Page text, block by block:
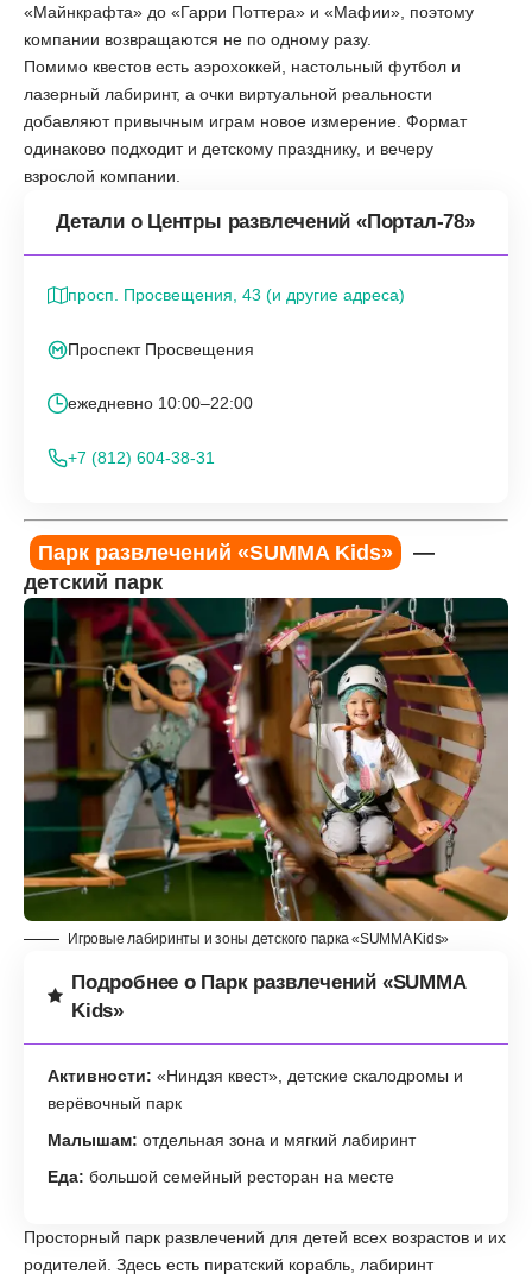
«Майнкрафта» до «Гарри Поттера» и «Мафии», поэтому
компании возвращаются не по одному разу.
Помимо квестов есть аэрохоккей, настольный футбол и
лазерный лабиринт, а очки виртуальной реальности
добавляют привычным играм новое измерение. Формат
одинаково подходит и детскому празднику, и вечеру
взрослой компании.
Детали о Центры развлечений «Портал-78»
просп. Просвещения, 43 (и другие адреса)
Проспект Просвещения
ежедневно 10:00–22:00
+7 (812) 604-38-31
Парк развлечений «SUMMA Kids»
—
детский парк
Игровые лабиринты и зоны детского парка «SUMMA Kids»
Подробнее о Парк развлечений «SUMMA
Kids»
Активности: «Ниндзя квест», детские скалодромы и
верёвочный парк
Малышам: отдельная зона и мягкий лабиринт
Еда: большой семейный ресторан на месте
Просторный парк развлечений для детей всех возрастов и их
родителей. Здесь есть пиратский корабль, лабиринт